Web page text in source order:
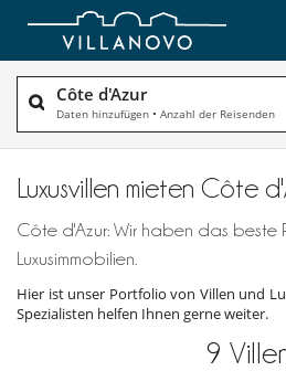
Côte d'Azur
Daten hinzufügen • Anzahl der Reisenden
Luxusvillen mieten Côte
Côte d'Azur: Wir haben das beste
Luxusimmobilien.
Hier ist unser Portfolio von Villen und
Spezialisten helfen Ihnen gerne weiter.
9